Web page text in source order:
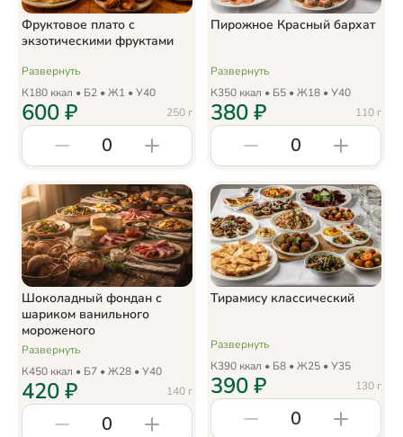
Фруктовое плато с
экзотическими фруктами
Развернуть
К180 ккал • Б2 • Ж1 • У40
250 г
600₽
0
Пирожное Красный бархат
Развернуть
К350 ккал • Б5 • Ж18 • У40
110 г
380₽
0
Шоколадный фондан с
шариком ванильного
мороженого
Развернуть
К450 ккал • Б7 • Ж28 • У40
140 г
420₽
0
Тирамису классический
Развернуть
К390 ккал • Б8 • Ж25 • У35
130 г
390₽
0